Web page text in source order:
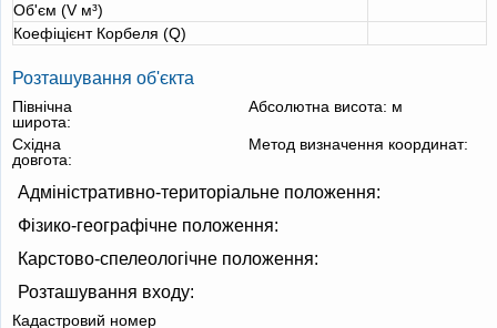
Об'єм (V м³)
Коефіцієнт Корбеля (Q)
Розташування об'єкта
Північна
широта:
Абсолютна висота: м
Східна
довгота:
Метод визначення координат:
Адміністративно-територіальне положення:
Фізико-географічне положення:
Карстово-спелеологічне положення:
Розташування входу:
Кадастровий номер